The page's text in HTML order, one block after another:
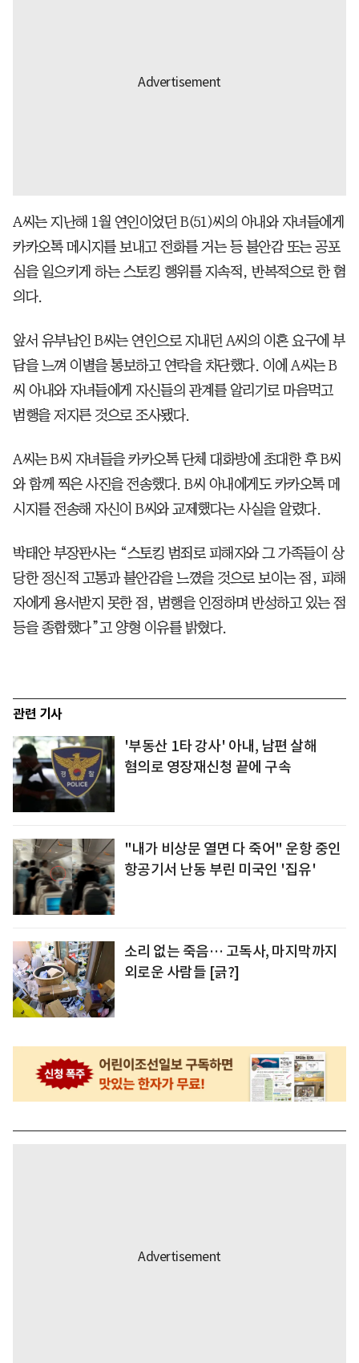
A씨는 지난해 1월 연인이었던 B(51)씨의 아내와 자녀들에게
카카오톡 메시지를 보내고 전화를 거는 등 불안감 또는 공포
심을 일으키게 하는 스토킹 행위를 지속적, 반복적으로 한 혐
의다.
앞서 유부남인 B씨는 연인으로 지내던 A씨의 이혼 요구에 부
담을 느껴 이별을 통보하고 연락을 차단했다. 이에 A씨는 B
씨 아내와 자녀들에게 자신들의 관계를 알리기로 마음먹고
범행을 저지른 것으로 조사됐다.
A씨는 B씨 자녀들을 카카오톡 단체 대화방에 초대한 후 B씨
와 함께 찍은 사진을 전송했다. B씨 아내에게도 카카오톡 메
시지를 전송해 자신이 B씨와 교제했다는 사실을 알렸다.
박태안 부장판사는 “스토킹 범죄로 피해자와 그 가족들이 상
당한 정신적 고통과 불안감을 느꼈을 것으로 보이는 점, 피해
자에게 용서받지 못한 점, 범행을 인정하며 반성하고 있는 점
등을 종합했다”고 양형 이유를 밝혔다.
관련 기사
'부동산 1타 강사' 아내, 남편 살해
혐의로 영장재신청 끝에 구속
"내가 비상문 열면 다 죽어" 운항 중인
항공기서 난동 부린 미국인 '집유'
소리 없는 죽음… 고독사, 마지막까지
외로운 사람들 [긁?]